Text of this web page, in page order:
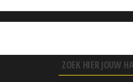
ZOEK HIER JOUW